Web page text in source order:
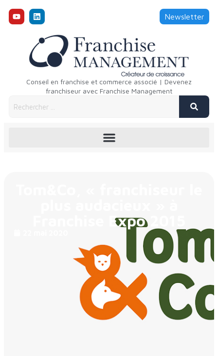
Newsletter
Conseil en franchise et commerce associé | Devenez
franchiseur avec Franchise Management
Franchise Expo 2015